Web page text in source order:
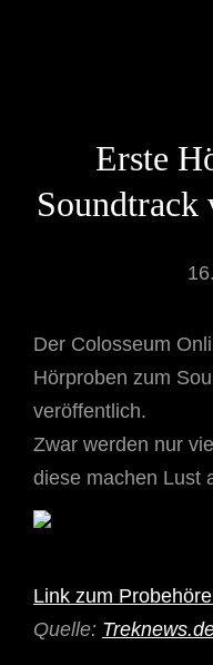
Erste
Der Colosseum
Hörproben zum
veröffentlich.
Zwar werden nur
diese machen Lust
Link zum
Quelle: